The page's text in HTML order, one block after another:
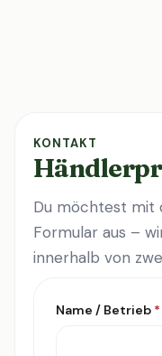
KONTAKT
Du möchtest mit
Formular aus –
innerhalb von
Name / Betrieb *